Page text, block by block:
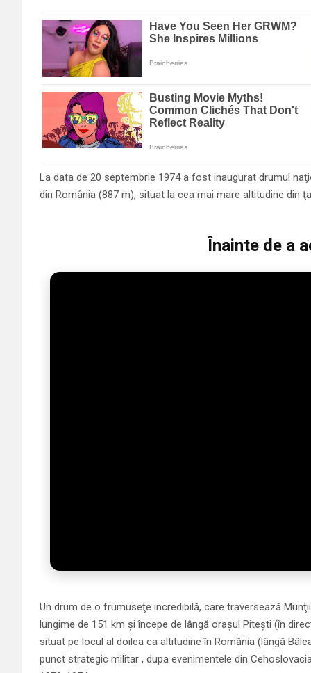
La data de 20 septembrie 1974 a fost inaugurat drumul
din România (887 m), situat la cea mai mare altitudine din
Înainte de a
Un drum de o frumuseţe incredibilă, care traversează
lungime de 151 km şi începe de lângă oraşul Piteşti (în
situat pe locul al doilea ca altitudine în Romănia (lângă
punct strategic militar , dupa evenimentele din